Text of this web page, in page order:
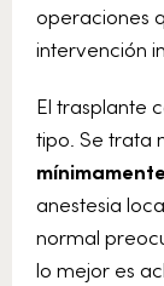
operaciones
intervención
El trasplante
tipo. Se trata
anestesia
normal
lo mejor es